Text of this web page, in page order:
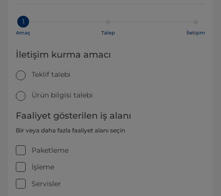
1
Amaç Talep İletişim
İletişim kurma amacı
Teklif talebi
Ürün bilgisi talebi
Faaliyet gösterilen iş alanı
Bir veya daha fazla faaliyet alanı seçin
Paketleme
İşleme
Servisler